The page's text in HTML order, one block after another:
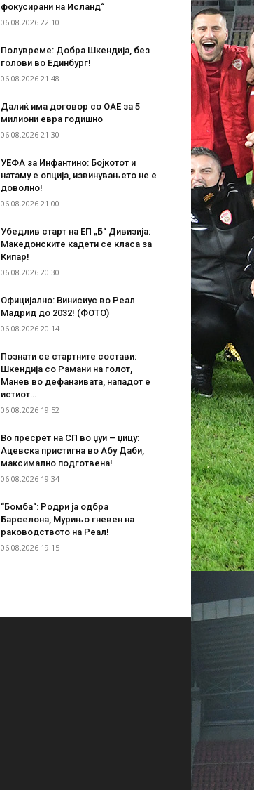
фокусирани на Исланд“
06.08.2026 22:10
Полувреме: Добра Шкендија, без
голови во Единбург!
06.08.2026 21:48
Далиќ има договор со ОАЕ за 5
милиони евра годишно
06.08.2026 21:30
УЕФА за Инфантино: Бојкотот и
натаму е опција, извинувањето не е
доволно!
06.08.2026 21:00
Убедлив старт на ЕП „Б“ Дивизија:
Македонските кадети се класа за
Кипар!
06.08.2026 20:30
Официјално: Винисиус во Реал
Мадрид до 2032! (ФОТО)
06.08.2026 20:14
Познати се стартните состави:
Шкендија со Рамани на голот,
Манев во дефанзивата, нападот е
истиот…
06.08.2026 19:52
Во пресрет на СП во џуи – џицу:
Ацевска пристигна во Абу Даби,
максимално подготвена!
06.08.2026 19:34
“Бомба“: Родри ја одбра
Барселона, Мурињо гневен на
раководството на Реал!
06.08.2026 19:15